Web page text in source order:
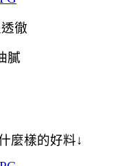
徹
膩
麼樣的好料↓